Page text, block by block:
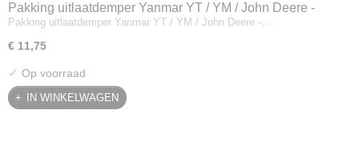
Pakking uitlaatdemper Yanmar YT / YM / John Deere -
128300-13230
Pakking uitlaatdemper Yanmar YT / YM / John Deere -…
€ 11,75
✓ Op voorraad
IN WINKELWAGEN